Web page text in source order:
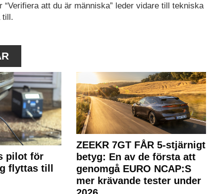
att du är människa” leder vidare till tekniska
till.
pilot för
flyttas till
ZEEKR 7GT FÅR 5-stjärnigt
betyg: En av de första att
genomgå EURO NCAP:S
mer krävande tester under